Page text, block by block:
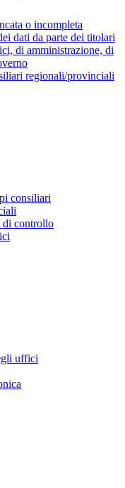
o incompleta
dati da parte dei titolari
di amministrazione, di
regionali/provinciali
consiliari
di controllo
uffici